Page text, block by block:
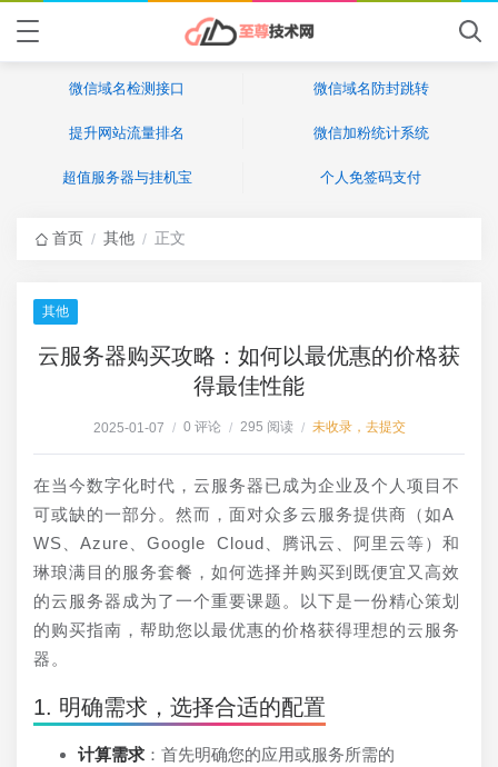
微信域名检测接口 微信域名防封跳转
提升网站流量排名 微信加粉统计系统
超值服务器与挂机宝 个人免签码支付
首页 / 其他 / 正文
其他
云服务器购买攻略：如何以最优惠的价格获
得最佳性能
2025-01-07 / 0 评论 / 295 阅读 / 未收录，去提交
在当今数字化时代，云服务器已成为企业及个人项目不
可或缺的一部分。然而，面对众多云服务提供商（如A
WS、Azure、Google Cloud、腾讯云、阿里云等）和
琳琅满目的服务套餐，如何选择并购买到既便宜又高效
的云服务器成为了一个重要课题。以下是一份精心策划
的购买指南，帮助您以最优惠的价格获得理想的云服务
器。
1. 明确需求，选择合适的配置
计算需求 ：首先明确您的应用或服务所需的